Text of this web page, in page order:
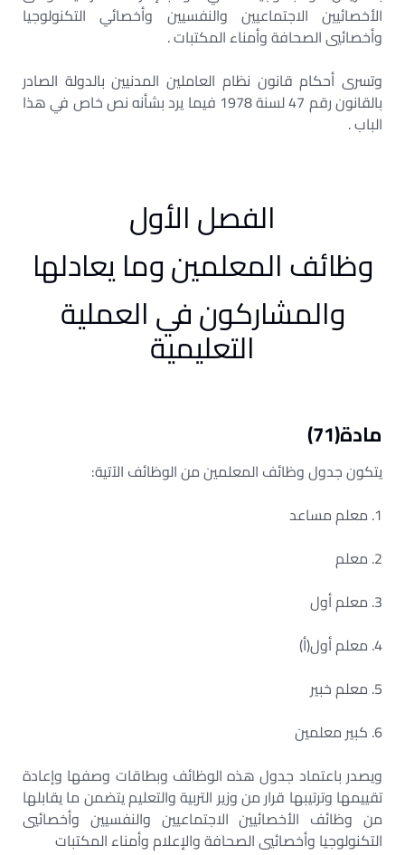
الأخصائيين الاجتماعيين والنفسيين وأخصائي التكنولوجيا
وأخصائيي الصحافة وأمناء المكتبات .
وتسرى أحكام قانون نظام العاملين المدنيين بالدولة الصادر
بالقانون رقم 47 لسنة 1978 فيما يرد بشأنه نص خاص في هذا
الباب .
الفصل الأول
وظائف المعلمين وما يعادلها
والمشاركون في العملية
التعليمية
مادة(71)
يتكون جدول وظائف المعلمين من الوظائف الآتية:
1. معلم مساعد
2. معلم
3. معلم أول
4. معلم أول(أ)
5. معلم خبير
6. كبير معلمين
ويصدر باعتماد جدول هذه الوظائف وبطاقات وصفها وإعادة
تقييمها وترتيبها قرار من وزير التربية والتعليم يتضمن ما يقابلها
من وظائف الأخصائيين الاجتماعيين والنفسيين وأخصائيي
التكنولوجيا وأخصائيي الصحافة والإعلام وأمناء المكتبات